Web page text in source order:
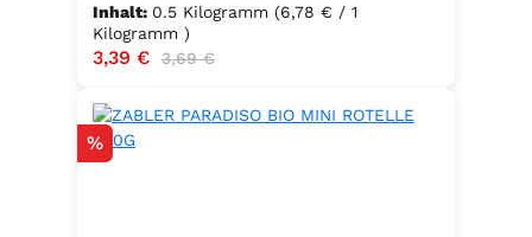
Inhalt: 0.5 Kilogramm (6,78 € / 1
Kilogramm )
Verkaufspreis:
3,39 € Regulärer Preis:
3,69 €
Rabatt
%